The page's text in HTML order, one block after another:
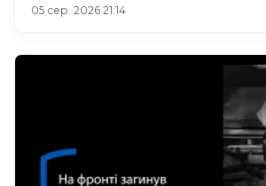
05 сер. 2026 21:14